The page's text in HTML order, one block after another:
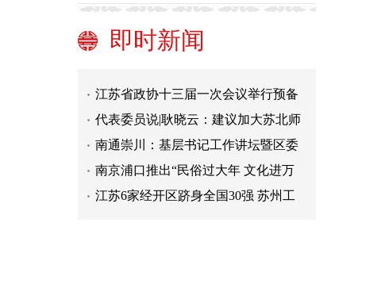
即时新闻
江苏连云港：面塑“萌兔”迎新春
第37届中国·秦淮灯会启幕 桨声灯影中